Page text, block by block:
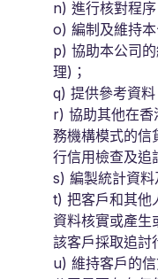
n) 進行核對程序
o) 編制及維持本
p) 協助本公司
理)；
q) 提供參考資料
r) 協助其他在香
務機構模式的信
行信用檢查及追
s) 編製統計資料
t) 把客戶和其他
資料核實或產生
該客戶採取追討
u) 維持客戶的